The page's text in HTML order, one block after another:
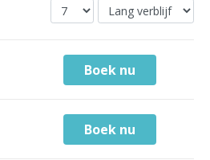
Boek nu
Boek nu